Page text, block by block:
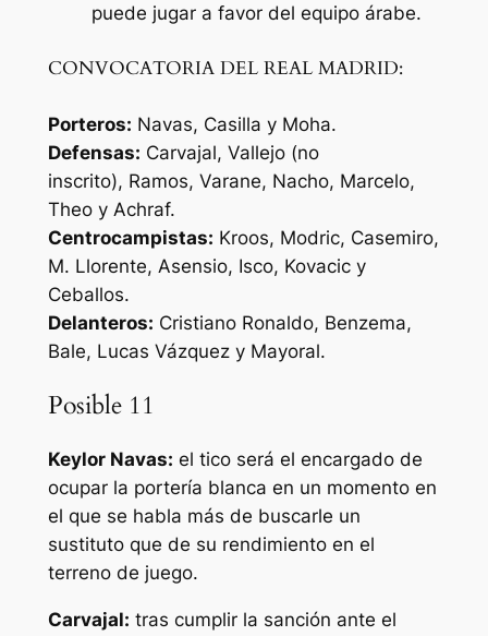
puede jugar a favor del equipo árabe.
CONVOCATORIA DEL REAL MADRID:
Porteros: Navas, Casilla y Moha.
Defensas: Carvajal, Vallejo (no
inscrito), Ramos, Varane, Nacho, Marcelo,
Theo y Achraf.
Centrocampistas: Kroos, Modric, Casemiro,
M. Llorente, Asensio, Isco, Kovacic y
Ceballos.
Delanteros: Cristiano Ronaldo, Benzema,
Bale, Lucas Vázquez y Mayoral.
Posible 11
Keylor Navas: el tico será el encargado de
ocupar la portería blanca en un momento en
el que se habla más de buscarle un
sustituto que de su rendimiento en el
terreno de juego.
Carvajal: tras cumplir la sanción ante el